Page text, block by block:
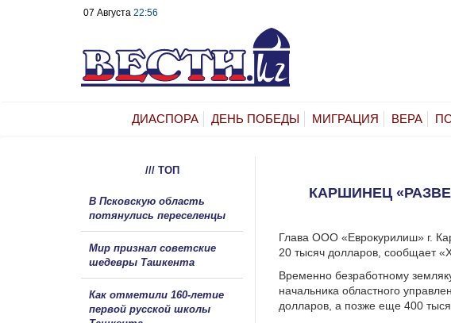
07 Августа 22:56
ДИАСПОРА ДЕНЬ ПОБЕДЫ МИГРАЦИЯ ВЕРА
КАРШИНЕЦ
Глава ООО «Еврокурилиш» г.
20 тысяч долларов, сообщает
Временно безработному
начальника областного
долларов, а позже еще 400
/// ТОП
В Псковскую область
потянулись переселенцы
Мир признал советские
шедевры Ташкента
Как отметили 160-летие
первой русской школы